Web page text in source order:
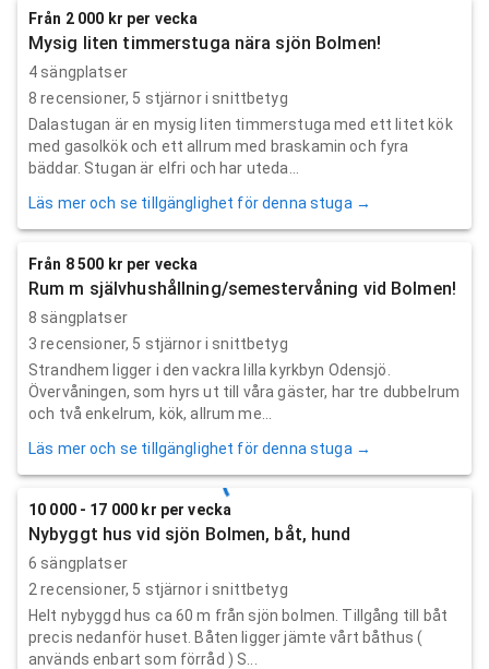
Från 2 000 kr per vecka
Mysig liten timmerstuga nära sjön Bolmen!
4 sängplatser
8 recensioner, 5 stjärnor i snittbetyg
Dalastugan är en mysig liten timmerstuga med ett litet kök
med gasolkök och ett allrum med braskamin och fyra
bäddar. Stugan är elfri och har uteda...
Läs mer och se tillgänglighet för denna stuga →
Från 8 500 kr per vecka
Rum m självhushållning/semestervåning vid Bolmen!
8 sängplatser
3 recensioner, 5 stjärnor i snittbetyg
Strandhem ligger i den vackra lilla kyrkbyn Odensjö.
Övervåningen, som hyrs ut till våra gäster, har tre dubbelrum
och två enkelrum, kök, allrum me...
Läs mer och se tillgänglighet för denna stuga →
10 000 - 17 000 kr per vecka
Nybyggt hus vid sjön Bolmen, båt, hund
6 sängplatser
2 recensioner, 5 stjärnor i snittbetyg
Helt nybyggd hus ca 60 m från sjön bolmen. Tillgång till båt
precis nedanför huset. Båten ligger jämte vårt båthus (
används enbart som förråd ) S...